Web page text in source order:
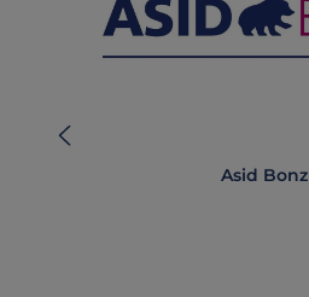
Asid Bonz